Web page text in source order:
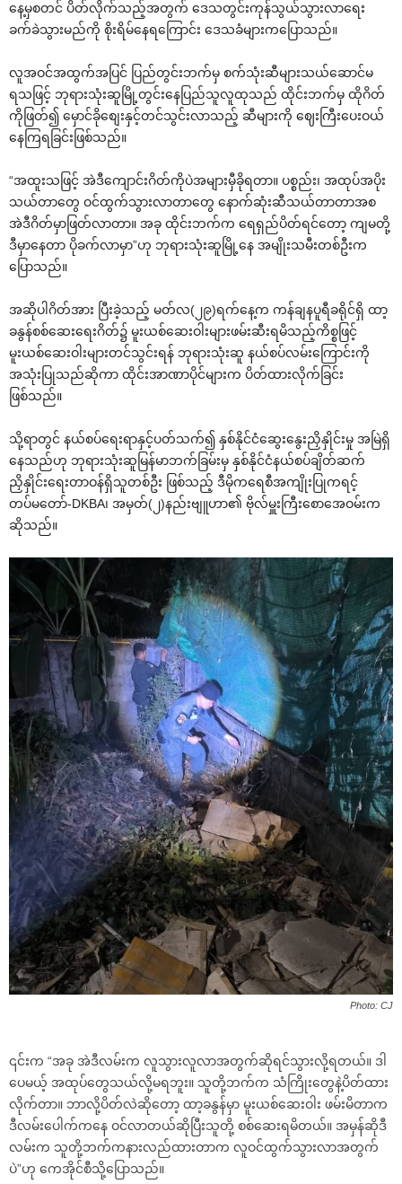
နေ့မှစတင် ပိတ်လိုက်သည့်အတွက် ဒေသတွင်းကုန်သွယ်သွားလာရေး
ခက်ခဲသွားမည်ကို စိုးရိမ်နေရကြောင်း ဒေသခံများကပြောသည်။
လူအဝင်အထွက်အပြင် ပြည်တွင်းဘက်မှ စက်သုံးဆီများသယ်ဆောင်မ
ရသဖြင့် ဘုရားသုံးဆူမြို့တွင်းနေပြည်သူလူထုသည် ထိုင်းဘက်မှ ထိုဂိတ်
ကိုဖြတ်၍ မှောင်ခိုစျေးနှင့်တင်သွင်းလာသည့် ဆီများကို ဈေးကြီးပေးဝယ်
နေကြရခြင်းဖြစ်သည်။
“အထူးသဖြင့် အဲဒီကျောင်းဂိတ်ကိုပဲအများမှီခိုရတာ။ ပစ္စည်း၊ အထုပ်အပိုး
သယ်တာတွေ ဝင်ထွက်သွားလာတာတွေ နောက်ဆုံးဆီသယ်တာတာအစ
အဲဒီဂိတ်မှာဖြတ်လာတာ။ အခု ထိုင်းဘက်က ရေရှည်ပိတ်ရင်တော့ ကျမတို့
ဒီမှာနေတာ ပိုခက်လာမှာ”ဟု ဘုရားသုံးဆူမြို့နေ အမျိုးသမီးတစ်ဦးက
ပြောသည်။
အဆိုပါဂိတ်အား ပြီးခဲ့သည့် မတ်လ(၂၉)ရက်နေ့က ကန်ချနပူရီခရိုင်ရှိ ထာ့
ခနွန်စစ်ဆေးရေးဂိတ်၌ မူးယစ်ဆေးဝါးများဖမ်းဆီးရမိသည့်ကိစ္စဖြင့်
မူးယစ်ဆေးဝါးများတင်သွင်းရန် ဘုရားသုံးဆူ နယ်စပ်လမ်းကြောင်းကို
အသုံးပြုသည်ဆိုကာ ထိုင်းအာဏာပိုင်များက ပိတ်ထားလိုက်ခြင်း
ဖြစ်သည်။
သို့ရာတွင် နယ်စပ်ရေးရာနှင့်ပတ်သက်၍ နှစ်နိုင်ငံဆွေးနွေးညှိနှိုင်းမှု အမြဲရှိ
နေသည်ဟု ဘုရားသုံးဆူမြန်မာဘက်ခြမ်းမှ နှစ်နိုင်ငံနယ်စပ်ချိတ်ဆက်
ညှိနှိုင်းရေးတာဝန်ရှိသူတစ်ဦး ဖြစ်သည့် ဒီမိုကရေစီအကျိုးပြုကရင့်
တပ်မတော်-DKBA၊ အမှတ်(၂)နည်းဗျူဟာ၏ ဗိုလ်မှူးကြီးစောအေဝမ်းက
ဆိုသည်။
Photo: CJ
၎င်းက “အခု အဲဒီလမ်းက လူသွားလူလာအတွက်ဆိုရင်သွားလို့ရတယ်။ ဒါ
ပေမယ့် အထုပ်တွေသယ်လို့မရဘူး။ သူတို့ဘက်က သံကြိုးတွေနဲ့ပိတ်ထား
လိုက်တာ။ ဘာလို့ပိတ်လဲဆိုတော့ ထာ့ခနွန်မှာ မူးယစ်ဆေးဝါး ဖမ်းမိတာက
ဒီလမ်းပေါက်ကနေ ဝင်လာတယ်ဆိုပြီးသူတို့ စစ်ဆေးရမိတယ်။ အမှန်ဆိုဒီ
လမ်းက သူတို့ဘက်ကနားလည်ထားတာက လူဝင်ထွက်သွားလာအတွက်
ပဲ”ဟု ကေအိုင်စီသို့ပြောသည်။